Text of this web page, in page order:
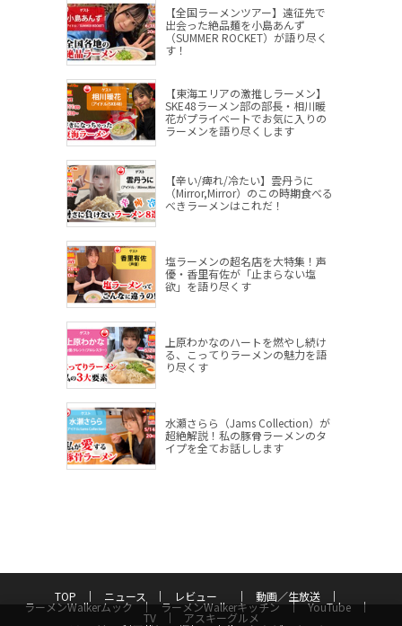
【全国ラーメンツアー】遠征先で
出会った絶品麺を小島あんず
（SUMMER ROCKET）が語り尽く
す！
【東海エリアの激推しラーメン】
SKE48ラーメン部の部長・相川暖
花がプライベートでお気に入りの
ラーメンを語り尽くします
【辛い/痺れ/冷たい】雲丹うに
（Mirror,Mirror）のこの時期食べる
べきラーメンはこれだ！
塩ラーメンの超名店を大特集！声
優・香里有佐が「止まらない塩
欲」を語り尽くす
上原わかなのハートを燃やし続け
る、こってりラーメンの魅力を語
り尽くす
水瀬さらら（Jams Collection）が
超絶解説！私の豚骨ラーメンのタ
イプを全てお話しします
TOP ニュース レビュー 動画／生放送
ラーメンWalkerムック ラーメンWalkerキッチン YouTube
TV アスキーグルメ